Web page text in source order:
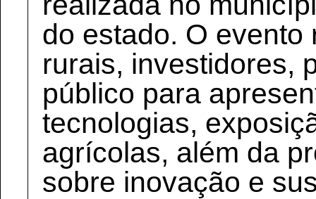
do estado. O evento
rurais, investidores,
público para
tecnologias,
agrícolas, além da
sobre inovação e